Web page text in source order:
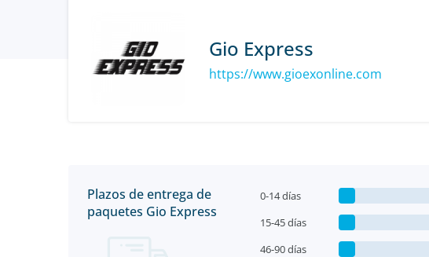
Gio Express
https://www.gioexonline.com
Plazos de entrega de
paquetes Gio Express
0-14 días
15-45 días
46-90 días